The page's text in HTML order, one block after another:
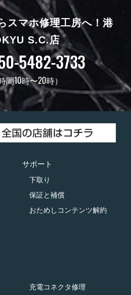
スマホ修理工房へ！ 港
S.C.店
5482-3733
間10時〜20時）
サポート
下取り
保証と補償
おためしコンテンツ解約
充電コネクタ修理